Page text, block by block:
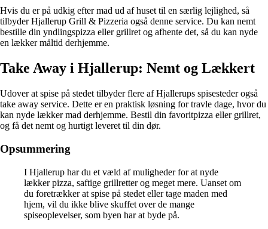
Hvis du er på udkig efter mad ud af huset til en særlig lejlighed, så
tilbyder Hjallerup Grill & Pizzeria også denne service. Du kan nemt
bestille din yndlingspizza eller grillret og afhente det, så du kan nyde
en lækker måltid derhjemme.
Take Away i Hjallerup: Nemt og Lækkert
Udover at spise på stedet tilbyder flere af Hjallerups spisesteder også
take away service. Dette er en praktisk løsning for travle dage, hvor du
kan nyde lækker mad derhjemme. Bestil din favoritpizza eller grillret,
og få det nemt og hurtigt leveret til din dør.
Opsummering
I Hjallerup har du et væld af muligheder for at nyde
lækker pizza, saftige grillretter og meget mere. Uanset om
du foretrækker at spise på stedet eller tage maden med
hjem, vil du ikke blive skuffet over de mange
spiseoplevelser, som byen har at byde på.